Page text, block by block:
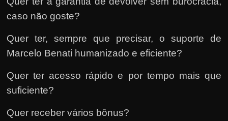
caso não goste?
Quer ter, sempre que precisar, o suporte de
Marcelo Benati humanizado e eficiente?
Quer ter acesso rápido e por tempo mais que
suficiente?
Quer receber vários bônus?